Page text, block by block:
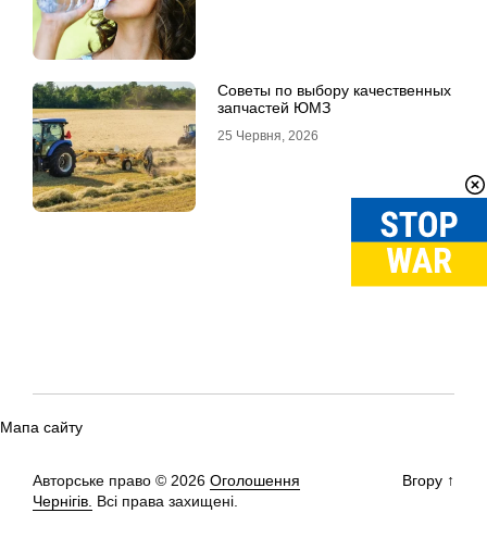
Советы по выбору качественных
запчастей ЮМЗ
25 Червня, 2026
Мапа сайту
Авторське право © 2026 Оголошення
Чернігів. Всі права захищені.
Вгору ↑